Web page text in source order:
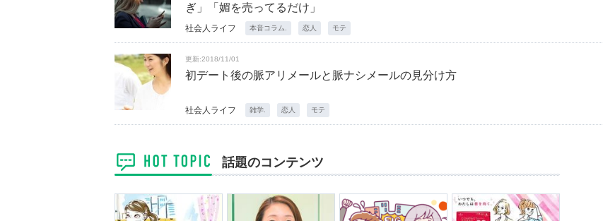
ぎ」「媚を売ってるだけ」
社会人ライフ 本音コラム. 恋人 モテ
更新:2018/11/01
初デート後の脈アリメールと脈ナシメールの見分け方
社会人ライフ 雑学. 恋人 モテ
話題のコンテンツ